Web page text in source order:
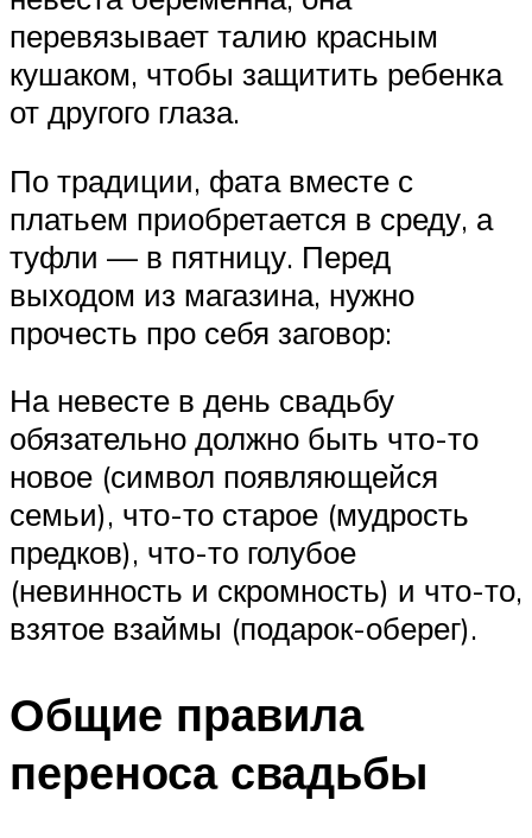
перевязывает талию красным
кушаком, чтобы защитить ребенка
от другого глаза.
По традиции, фата вместе с
платьем приобретается в среду, а
туфли — в пятницу. Перед
выходом из магазина, нужно
прочесть про себя заговор:
На невесте в день свадьбу
обязательно должно быть что-то
новое (символ появляющейся
семьи), что-то старое (мудрость
предков), что-то голубое
(невинность и скромность) и что-то,
взятое взаймы (подарок-оберег).
Общие правила
переноса свадьбы